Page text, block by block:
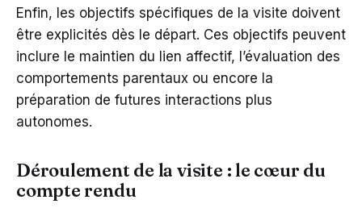
Enfin, les objectifs spécifiques de la visite doivent
être explicités dès le départ. Ces objectifs peuvent
inclure le maintien du lien affectif, l’évaluation des
comportements parentaux ou encore la
préparation de futures interactions plus
autonomes.
Déroulement de la visite : le cœur du
compte rendu